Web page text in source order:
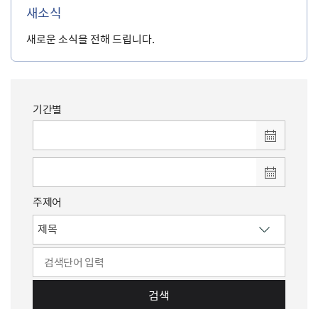
새소식
새로운 소식을 전해 드립니다.
기간별
주제어
검색